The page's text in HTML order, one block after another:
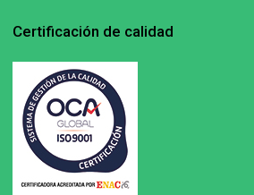
Certificación de calidad